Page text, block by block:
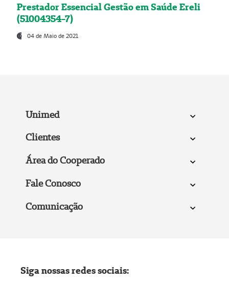
Prestador Essencial Gestão em Saúde Ereli
(51004354-7)
04 de Maio de 2021
Unimed
Clientes
Área do Cooperado
Fale Conosco
Comunicação
Siga nossas redes sociais: